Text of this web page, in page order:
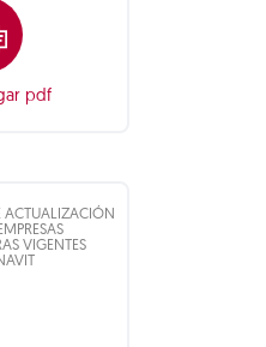
pdf
ACTUALIZACIÓN
VIGENTES